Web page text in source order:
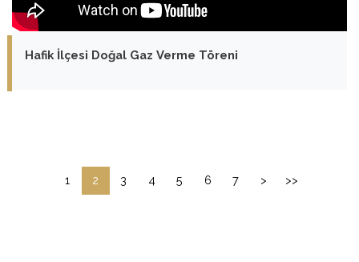
Hafik İlçesi Doğal Gaz Verme Töreni
1 2 3 4 5 6 7 > >>